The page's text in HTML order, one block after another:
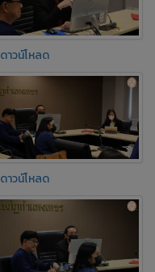
ดาวน์โหลด
ดาวน์โหลด